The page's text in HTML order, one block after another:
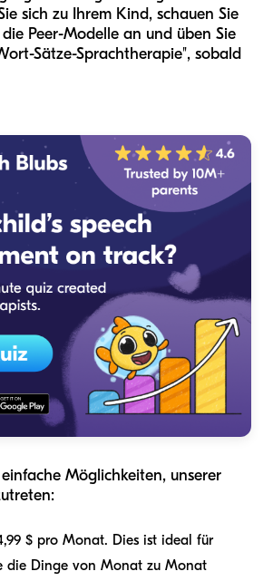
sich zu Ihrem Kind, schauen Sie
Peer-Modelle an und üben Sie
Sätze-Sprachtherapie", sobald
Möglichkeiten, unserer
$ pro Monat. Dies ist ideal für
die Dinge von Monat zu Monat